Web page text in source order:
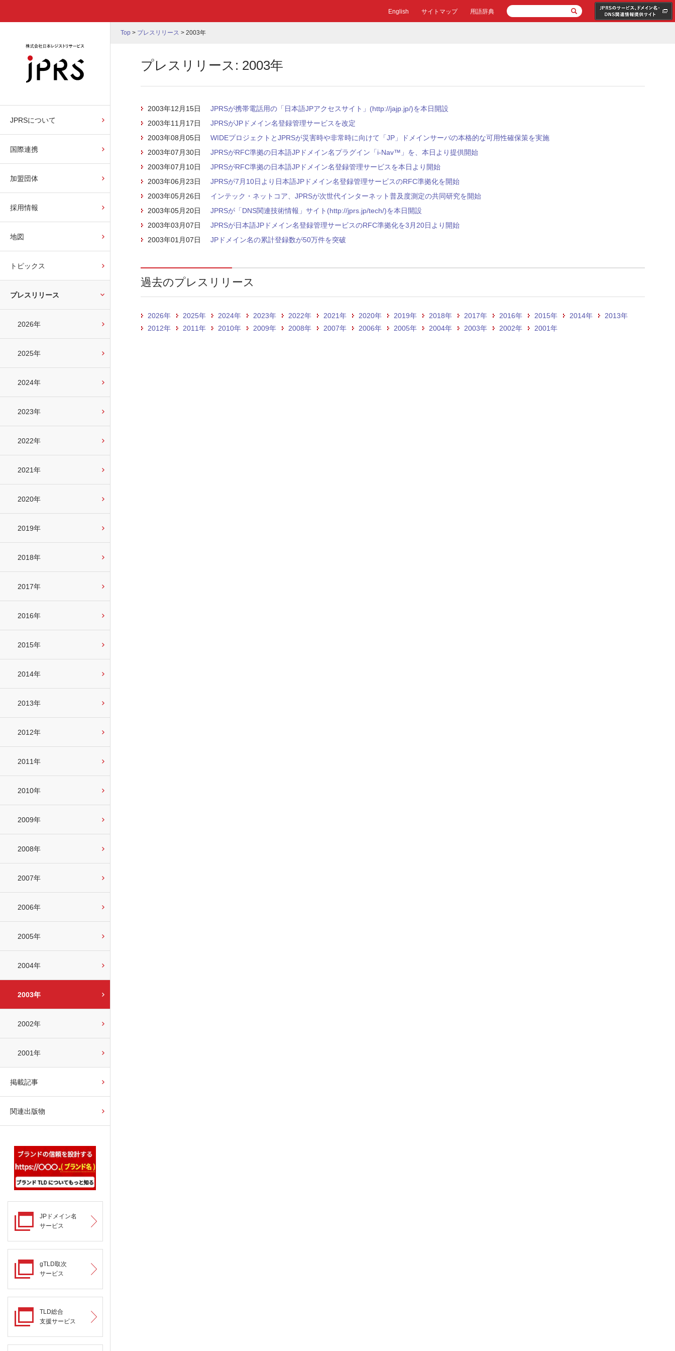
English サイトマップ 用語辞典
JPRSについて
国際連携
加盟団体
採用情報
地図
トピックス
プレスリリース
2026年
2025年
2024年
2023年
2022年
2021年
2020年
2019年
2018年
2017年
2016年
2015年
2014年
2013年
2012年
2011年
2010年
2009年
2008年
2007年
2006年
2005年
2004年
2003年
2002年
2001年
掲載記事
関連出版物
JPドメイン名
サービス
gTLD取次
サービス
TLD総合
支援サービス
Top > プレスリリース > 2003年
プレスリリース: 2003年
2003年12月15日
JPRSが携帯電話用の「日本語JPアクセスサイト」(http://jajp.jp/)を本日開設
2003年11月17日
JPRSがJPドメイン名登録管理サービスを改定
2003年08月05日
WIDEプロジェクトとJPRSが災害時や非常時に向けて「JP」ドメインサーバの本格的な可用性確保策を実施
2003年07月30日
JPRSがRFC準拠の日本語JPドメイン名プラグイン「i-Nav™」を、本日より提供開始
2003年07月10日
JPRSがRFC準拠の日本語JPドメイン名登録管理サービスを本日より開始
2003年06月23日
JPRSが7月10日より日本語JPドメイン名登録管理サービスのRFC準拠化を開始
2003年05月26日
インテック・ネットコア、JPRSが次世代インターネット普及度測定の共同研究を開始
2003年05月20日
JPRSが「DNS関連技術情報」サイト(http://jprs.jp/tech/)を本日開設
2003年03月07日
JPRSが日本語JPドメイン名登録管理サービスのRFC準拠化を3月20日より開始
2003年01月07日
JPドメイン名の累計登録数が50万件を突破
過去のプレスリリース
2026年 2025年 2024年 2023年 2022年 2021年 2020年 2019年 2018年 2017年 2016年 2015年 2014年
2013年
2012年
2011年 2010年 2009年 2008年 2007年 2006年 2005年 2004年 2003年 2002年 2001年